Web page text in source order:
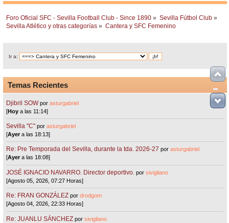
Foro Oficial SFC - Sevilla Football Club - Since 1890 » Sevilla Fútbol Club »
Sevilla Atlético y otras categorías » Cantera y SFC Femenino
Ir a:
Temas Recientes
Djibril SOW porasturgabriel
[Hoy a las 11:14]
Sevilla "C"porasturgabriel
[Ayera las 18:13]
Re: Pre Temporada del Sevilla, durante la tda. 2026-27 porasturgabriel
[Ayera las 18:08]
JOSÉ IGNACIO NAVARRO. Director deportivo. porsivigliano
[Agosto 05, 2026, 07:27 Horas]
Re: FRAN GONZÁLEZ pordrodgom
[Agosto 04, 2026, 22:33 Horas]
Re: JUANLU SÁNCHEZ porsivigliano